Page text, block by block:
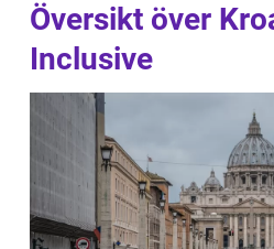
Översikt över
Inclusive